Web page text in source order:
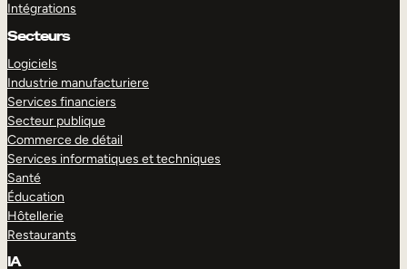
Intégrations
Secteurs
Logiciels
Industrie manufacturiere
Services financiers
Secteur publique
Commerce de détail
Services informatiques et techniques
Santé
Éducation
Hôtellerie
Restaurants
IA